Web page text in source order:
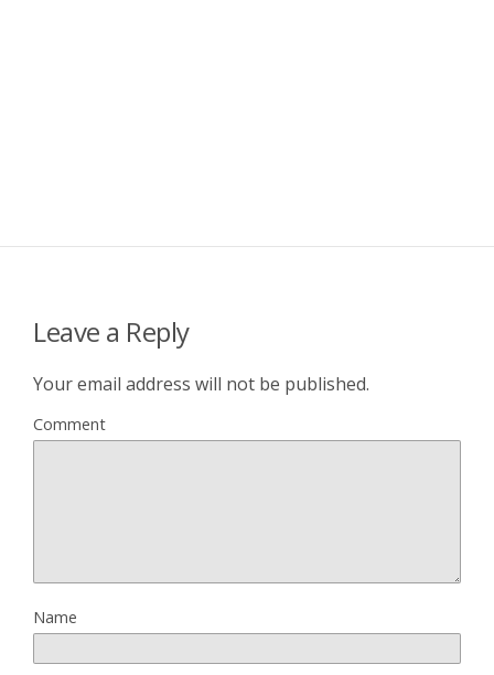
Leave a Reply
Your email address will not be published.
Comment
Name